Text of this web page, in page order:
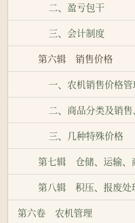
二、盈亏包干
三、会计制度
第六辑 销售价格
一、农机销售价格
二、商品分类及销
三、几种特殊价格
第七辑 仓储、运输、
第八辑 积压、报废处
第六卷 农机管理